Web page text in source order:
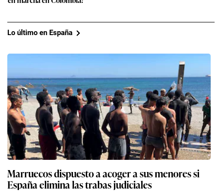
Lo último en España
Marruecos dispuesto a acoger a sus menores si
España elimina las trabas judiciales